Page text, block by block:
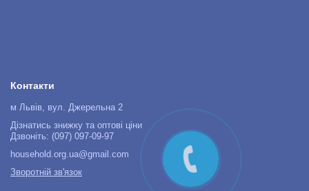
Контакти
м Львів, вул. Джерельна 2
Дізнатись знижку та оптові ціни
Дзвоніть: (097) 097-09-97
household.org.ua@gmail.com
Зворотній зв'язок